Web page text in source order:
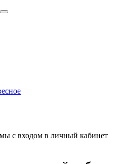
с входом в личный кабинет